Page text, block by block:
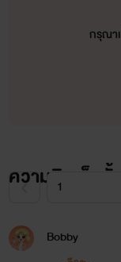
กรุณา
ความคิดเห็นทั้
Bobby